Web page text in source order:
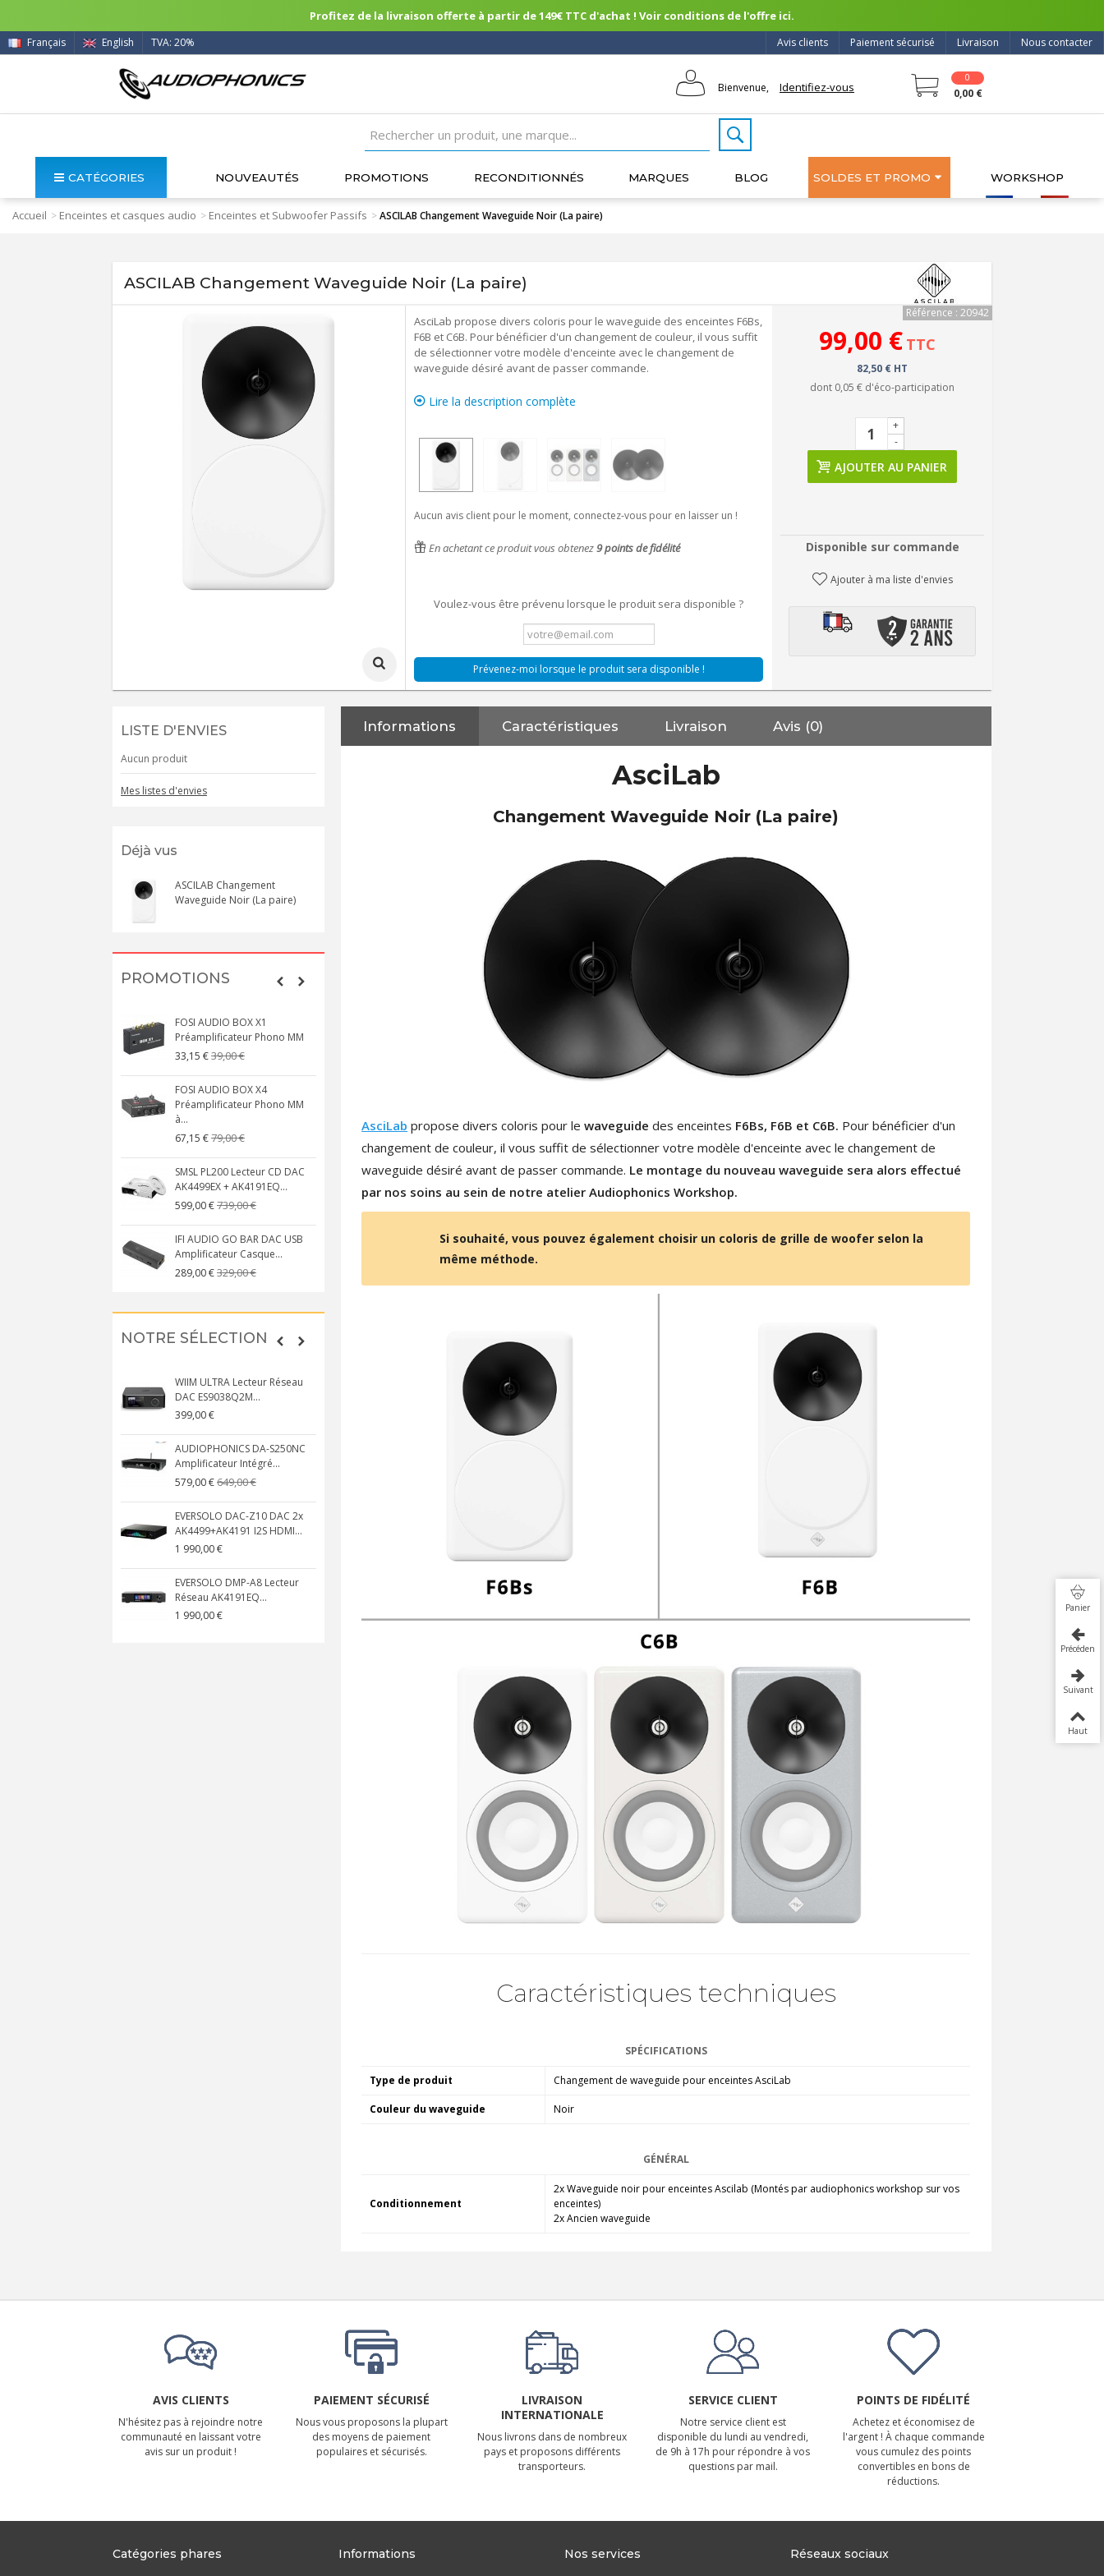
Profitez de la livraison offerte à partir de 149€ TTC d'achat ! Voir conditions de l'offre ici.
Nous contacter
Livraison
Paiement sécurisé
Avis clients
Français English TVA: 20%
Bienvenue, Identifiez-vous
0
0,00 €
CATÉGORIES NOUVEAUTÉS PROMOTIONS RECONDITIONNÉS MARQUES BLOG SOLDES ET PROMO WORKSHOP
Accueil > Enceintes et casques audio > Enceintes et Subwoofer Passifs >ASCILAB Changement Waveguide Noir (La paire)
ASCILAB Changement Waveguide Noir (La paire)
AsciLab propose divers coloris pour le waveguide des enceintes F6Bs,
F6B et C6B. Pour bénéficier d'un changement de couleur, il vous suffit
de sélectionner votre modèle d'enceinte avec le changement de
waveguide désiré avant de passer commande.
Lire la description complète
Aucun avis client pour le moment, connectez-vous pour en laisser un !
En achetant ce produit vous obtenez9points de fidélité
Voulez-vous être prévenu lorsque le produit sera disponible ?
Prévenez-moi lorsque le produit sera disponible !
Référence : 20942
99,00 € TTC
82,50 € HT
dont 0,05 € d'éco-participation
-
+
AJOUTER AU PANIER
Disponible sur commande
Ajouter à ma liste d'envies
LISTE D'ENVIES
Aucun produit
Mes listes d'envies
Déjà vus
ASCILAB Changement
Waveguide Noir (La paire)
PROMOTIONS
FOSI AUDIO BOX X1
Préamplificateur Phono MM
33,15 €39,00 €
FOSI AUDIO BOX X4
Préamplificateur Phono MM
à...
67,15 €79,00 €
SMSL PL200 Lecteur CD DAC
AK4499EX + AK4191EQ...
599,00 €739,00 €
IFI AUDIO GO BAR DAC USB
Amplificateur Casque...
289,00 €329,00 €
NEUTRIK NC3FXX Connecteur
149,00 €179,90 €
AUDIOPHONICS DA-S250NC
Amplificateur Intégré...
579,00 €649,00 €
Amplificateur 4 Voies pour...
159,99 €
NOTRE SÉLECTION
WIIM ULTRA Lecteur Réseau
DAC ES9038Q2M...
399,00 €
AUDIOPHONICS DA-S250NC
Amplificateur Intégré...
579,00 €649,00 €
EVERSOLO DAC-Z10 DAC 2x
AK4499+AK4191 I2S HDMI...
1 990,00 €
EVERSOLO DMP-A8 Lecteur
Réseau AK4191EQ...
1 990,00 €
AUDIOPHONICS DAW-S250NC
Amplificateur Intégré...
DAN CLARK AUDIO AEON 2
CLOSED NOIRE Casque...
LUXSIN X9 DAC Amplificateur
Informations Caractéristiques Livraison Avis (0)
AsciLab
Changement Waveguide Noir (La paire)
AsciLab propose divers coloris pour le waveguidedes enceintes F6Bs, F6B et C6B. Pour bénéficier d'un
changement de couleur, il vous suffit de sélectionner votre modèle d'enceinte avec le changement de
waveguide désiré avant de passer commande. Le montage du nouveau waveguide sera alors effectué
par nos soins au sein de notre atelier Audiophonics Workshop.
Si souhaité, vous pouvez également choisir un coloris de grille de woofer selon la
même méthode.
Caractéristiques techniques
SPÉCIFICATIONS
Type de produit Changement de waveguide pour enceintes AsciLab
Couleur du waveguide Noir
GÉNÉRAL
Conditionnement
2x Waveguide noir pour enceintes Ascilab (Montés par audiophonics workshop sur vos
enceintes)
2x Ancien waveguide
AVIS CLIENTS
N'hésitez pas à rejoindre notre
communauté en laissant votre
avis sur un produit !
PAIEMENT SÉCURISÉ
Nous vous proposons la plupart
des moyens de paiement
populaires et sécurisés.
LIVRAISON
INTERNATIONALE
Nous livrons dans de nombreux
pays et proposons différents
transporteurs.
SERVICE CLIENT
Notre service client est
disponible du lundi au vendredi,
de 9h à 17h pour répondre à vos
questions par mail.
POINTS DE FIDÉLITÉ
Achetez et économisez de
l'argent ! À chaque commande
vous cumulez des points
convertibles en bons de
réductions.
Catégories phares Informations Nos services Réseaux sociaux
Panier
Précédent
Suivant
Haut